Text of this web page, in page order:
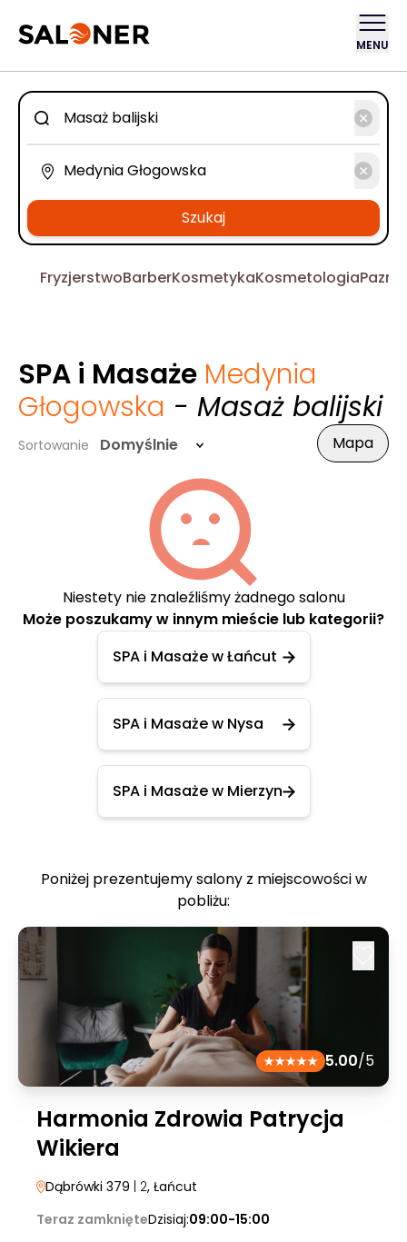
MENU
Szukaj
FryzjerstwoBarberKosmetykaKosmetologia
SPA i Masaże Medynia
Głogowska - Masaż balijski
Sortowanie Domyślnie Mapa
Niestety nie znaleźliśmy żadnego salonu
Może poszukamy w innym mieście lub kategorii?
SPA i Masaże w Łańcut
SPA i Masaże w Nysa
SPA i Masaże w Mierzyn
Poniżej prezentujemy salony z miejscowości w
pobliżu:
5.00/5
Harmonia Zdrowia Patrycja
Wikiera
Dąbrówki 379 | 2, Łańcut
Teraz zamknięteDzisiaj:09:00-15:00